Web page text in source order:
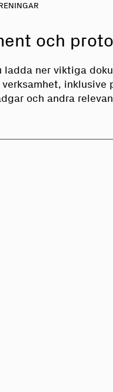
och
ladda ner viktiga
inklusive
och andra